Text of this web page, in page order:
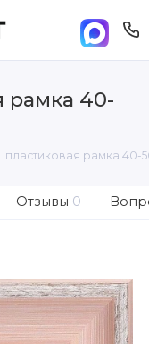
рамка 40-
пластиковая рамка 40-
Отзывы 0